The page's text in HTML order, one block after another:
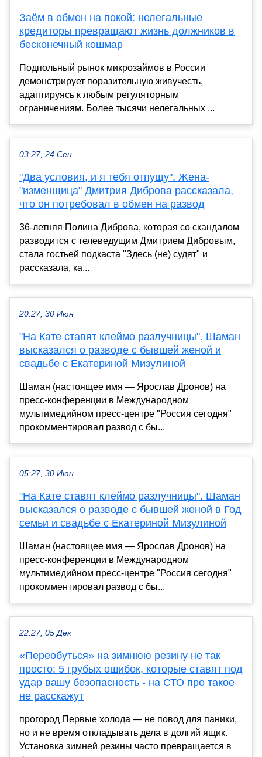
Заём в обмен на покой: нелегальные
кредиторы превращают жизнь должников в
бесконечный кошмар
Подпольный рынок микрозаймов в России
демонстрирует поразительную живучесть,
адаптируясь к любым регуляторным
ограничениям. Более тысячи нелегальных ...
03:27, 24 Сен
"Два условия, и я тебя отпущу". Жена-
"изменщица" Дмитрия Диброва рассказала,
что он потребовал в обмен на развод
36-летняя Полина Диброва, которая со скандалом
разводится с телеведущим Дмитрием Дибровым,
стала гостьей подкаста "Здесь (не) судят" и
рассказала, ка...
20:27, 30 Июн
"На Кате ставят клеймо разлучницы". Шаман
высказался о разводе с бывшей женой и
свадьбе с Екатериной Мизулиной
Шаман (настоящее имя — Ярослав Дронов) на
пресс-конференции в Международном
мультимедийном пресс-центре "Россия сегодня"
прокомментировал развод с бы...
05:27, 30 Июн
"На Кате ставят клеймо разлучницы". Шаман
высказался о разводе с бывшей женой в Год
семьи и свадьбе с Екатериной Мизулиной
Шаман (настоящее имя — Ярослав Дронов) на
пресс-конференции в Международном
мультимедийном пресс-центре "Россия сегодня"
прокомментировал развод с бы...
22:27, 05 Дек
«Переобуться» на зимнюю резину не так
просто: 5 грубых ошибок, которые ставят под
удар вашу безопасность - на СТО про такое
не расскажут
прогород Первые холода — не повод для паники,
но и не время откладывать дела в долгий ящик.
Установка зимней резины часто превращается в